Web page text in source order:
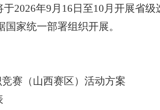
于2026年9月16日至10月开展省
家统一部署组织开展。
赛（山西赛区）活动方案